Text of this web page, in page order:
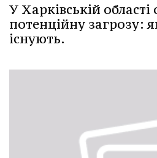
У Харківській
потенційну загрозу:
існують.